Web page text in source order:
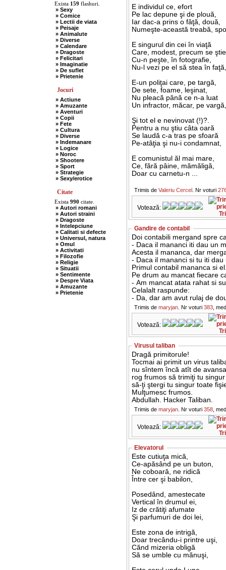
Exista 159 flashuri.
» Sexy
» Comice
» Lectii de viata
» Peisaje
» Animalute
» Diverse
» Calendare
» Dragoste
» Felicitari
» Imaginatie
» De suflet
» Prietenie
Jocuri
» Actiune
» Amuzante
» Aventuri
» Copii
» Fete
» Cultura
» Diverse
» Indemanare
» Logice
» Noroc
» Shootere
» Sport
» Strategie
» Sexy/erotice
Citate
Exista 990 citate.
» Autori romani
» Autori straini
» Dragoste
» Intelepciune
» Calitati si defecte
» Universul, natura
» Omul
» Activitati
» Filozofie
» Religie
» Situatii
» Sentimente
» Despre Viata
» Amuzante
» Prietenie
E individul ce, efort
Pe lac depune şi de plouă,
Iar dac-a prins o fâţă, două,
Numeşte-această treabă,
E singurul din cei în viaţă
Care, modest, precum se
Cu-n peşte, în fotografie,
Nu-l vezi pe el să stea în faţă,
E-un poliţai care, pe targă,
De sete, foame, leşinat,
Nu pleacă până ce n-a luat
Un infractor, măcar, pe vargă,
Şi tot el e nevinovat (!)?.
Pentru a nu ştiu câta oară
Se laudă c-a tras pe sfoară
Pe-atâţia şi nu-i condamnat,
E comunistul ăl mai mare,
Ce, fără pâine, mămăligă,
Doar cu carnetu-n ...
Trimis de Valeriu Cercel. Nr voturi
Votează:
Gandire de contabil
Doi contabili mergand spre
- Daca il mananci iti dau un
Acesta il mananca, dar
- Daca il mananci si tu iti dau
Primul contabil mananca si
Pe drum au mancat fiecare
- Am mancat atata rahat si
Celalalt raspunde:
- Da, dar am avut rulaj de
Trimis de maryjan. Nr voturi 383,
Votează:
Virusul taliban
Dragă primitorule!
Tocmai ai primit un virus
nu sîntem încă atît de
rog frumos să trimiţi tu
să-ţi ştergi tu singur toate
Mulţumesc frumos.
Abdullah. Hacker Taliban.
Trimis de maryjan. Nr voturi 358,
Votează:
Elevatorul
Este cutiuţa mică,
Ce-apăsând pe un buton,
Ne coboară, ne ridică
Între cer şi babilon,
Posedând, amestecate
Vertical în drumul ei,
Iz de crătiţi afumate
Şi parfumuri de doi lei,
Este zona de intrigă,
Doar trecându-i printre uşi,
Cănd mizeria obligă
Să se umble cu mănuşi,